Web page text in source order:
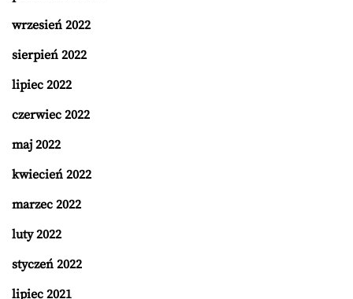
wrzesień 2022
sierpień 2022
lipiec 2022
czerwiec 2022
maj 2022
kwiecień 2022
marzec 2022
luty 2022
styczeń 2022
lipiec 2021